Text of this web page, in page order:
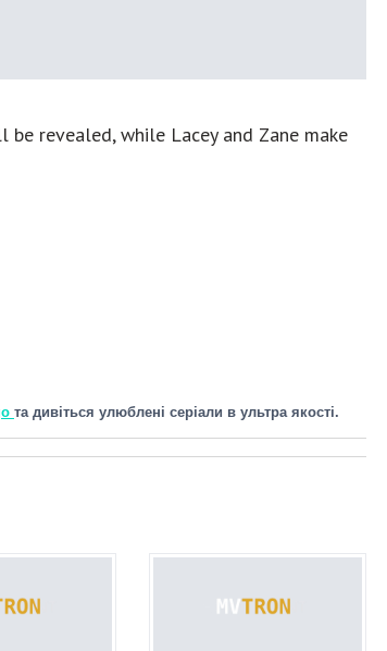
revealed, while Lacey and Zane make
та дивіться улюблені серіали в ультра якості.